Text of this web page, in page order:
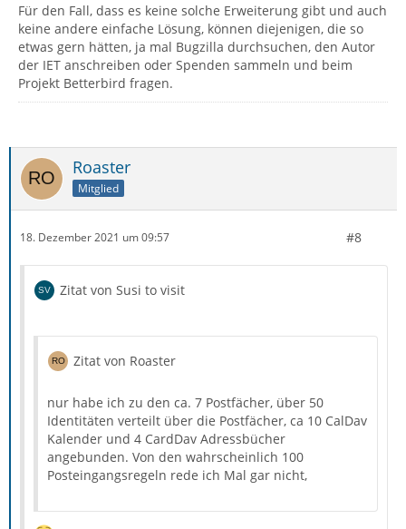
Für den Fall, dass es keine solche Erweiterung gibt und auch
keine andere einfache Lösung, können diejenigen, die so
etwas gern hätten, ja mal Bugzilla durchsuchen, den Autor
der IET anschreiben oder Spenden sammeln und beim
Projekt Betterbird fragen.
Roaster
Mitglied
18. Dezember 2021 um 09:57 #8
Zitat von Susi to visit
Zitat von Roaster
nur habe ich zu den ca. 7 Postfächer, über 50
Identitäten verteilt über die Postfächer, ca 10 CalDav
Kalender und 4 CardDav Adressbücher
angebunden. Von den wahrscheinlich 100
Posteingangsregeln rede ich Mal gar nicht,